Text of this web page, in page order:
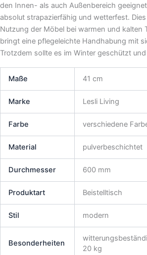
den Innen- als auch Außenbereich
absolut strapazierfähig und wetterfest.
Nutzung der Möbel bei warmen und kalten
bringt eine pflegeleichte Handhabung mit
Trotzdem sollte es im Winter geschützt
Maße 41 cm
Marke Lesli Living
Farbe verschiedene
Material pulverbeschichtet
Durchmesser 600 mm
Produktart Beistelltisch
Stil modern
Besonderheiten
20 kg